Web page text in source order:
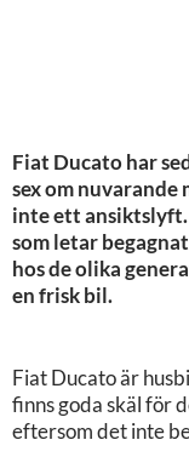
Fiat Ducato har
sex om nuvarande
inte ett ansiktslyft.
som letar
hos de olika
en frisk bil.
Fiat Ducato är
finns goda skäl för
eftersom det inte